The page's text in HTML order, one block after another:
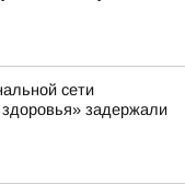
сети
задержали